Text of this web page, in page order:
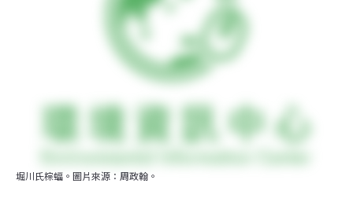
堀川氏棕蝠。圖片來源：周政翰。